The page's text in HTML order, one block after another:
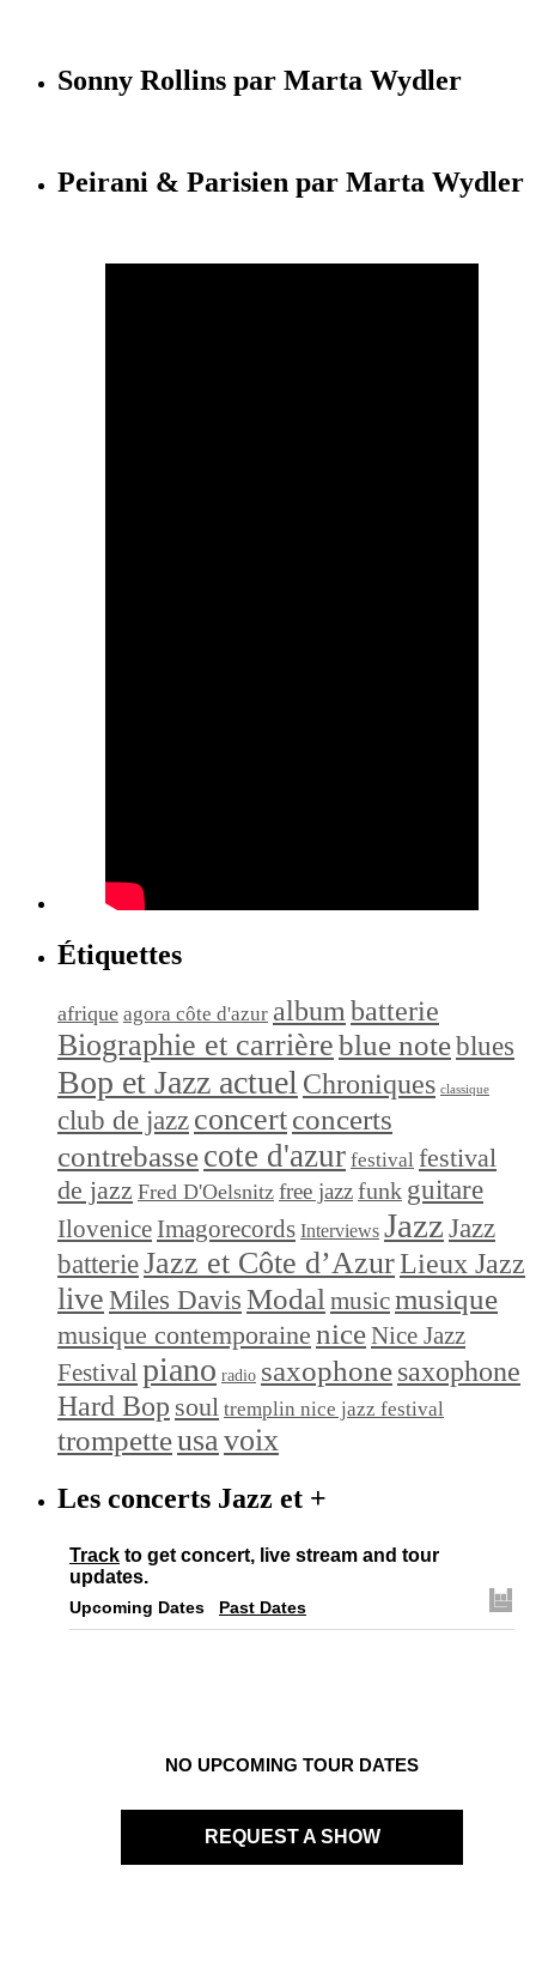
Sonny Rollins par Marta Wydler
Peirani & Parisien par Marta Wydler
Étiquettes
afrique agora côte d'azur albumbatterie
Biographie et carrièreblue noteblues
Bop et Jazz actuel Chroniques classique
club de jazz concertconcerts
contrebassecote d'azur festival festival
de jazz Fred D'Oelsnitz free jazzfunk guitare
Ilovenice Imagorecords Interviews Jazz Jazz
batterieJazz et Côte d’AzurLieux Jazz
live Miles Davis Modal musicmusique
musique contemporaine niceNice Jazz
Festivalpiano radio saxophonesaxophone
Hard Bop soul tremplin nice jazz festival
trompetteusavoix
Les concerts Jazz et +
Track to get concert, live stream and tour
updates.
Upcoming Dates Past Dates
NO UPCOMING TOUR DATES
REQUEST A SHOW